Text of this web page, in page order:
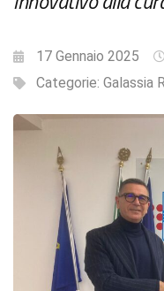
17 Gennaio 2025
Categorie: Galassia